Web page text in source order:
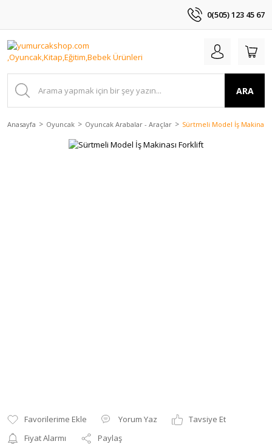
0(505) 123 45 67
ARA
Anasayfa Oyuncak Oyuncak Arabalar - Araçlar Sürtmeli Model İş
Yorum Yaz
Tavsiye Et
Fiyat Alarmı
Paylaş